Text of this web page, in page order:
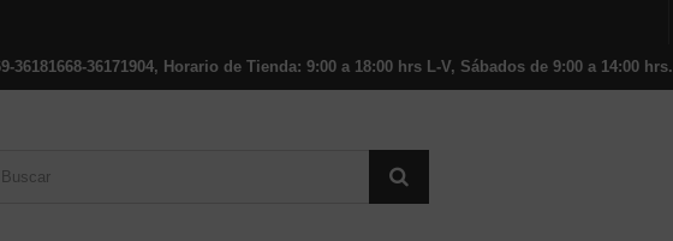
36181668-36171904, Horario de Tienda: 9:00 a 18:00 hrs L-V, Sábados de 9:00 a 14:00 hrs.